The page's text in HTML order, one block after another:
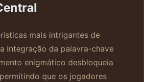
mais intrigantes de
integração da palavra-chave
enigmático desbloqueia
que os jogadores